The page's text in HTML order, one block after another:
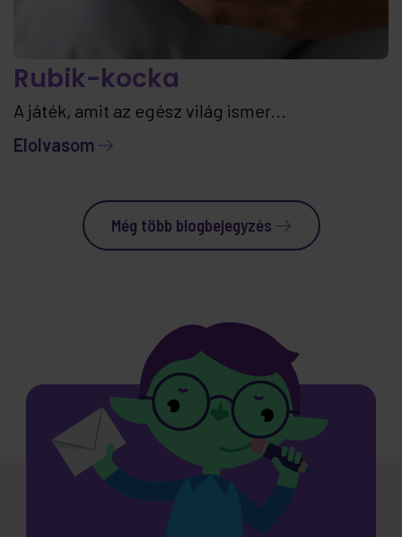
Rubik-kocka
A játék, amit az egész világ ismer...
Elolvasom
Még több blogbejegyzés